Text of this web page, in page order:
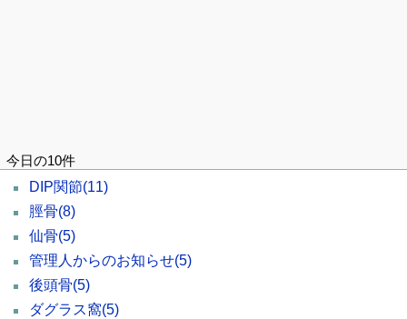
今日の10件
DIP関節(11)
脛骨(8)
仙骨(5)
管理人からのお知らせ(5)
後頭骨(5)
ダグラス窩(5)